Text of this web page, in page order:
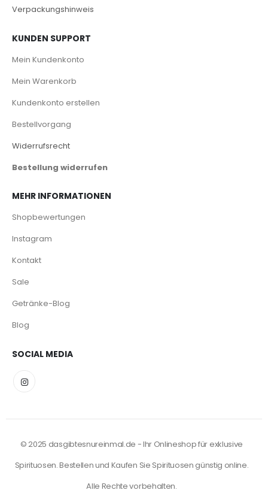
Verpackungshinweis
KUNDEN SUPPORT
Mein Kundenkonto
Mein Warenkorb
Kundenkonto erstellen
Bestellvorgang
Widerrufsrecht
Bestellung widerrufen
MEHR INFORMATIONEN
Shopbewertungen
Instagram
Kontakt
Sale
Getränke-Blog
Blog
SOCIAL MEDIA
© 2025 dasgibtesnureinmal.de - Ihr Onlineshop für exklusive
Spirituosen. Bestellen und Kaufen Sie Spirituosen günstig online.
Alle Rechte vorbehalten.